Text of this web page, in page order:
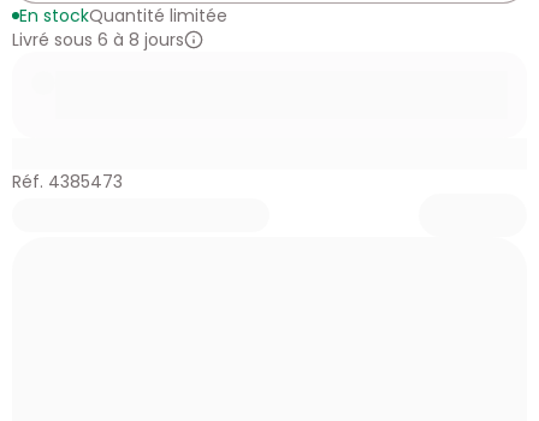
En stockQuantité limitée
Livré sous 6 à 8 jours
Réf. 4385473